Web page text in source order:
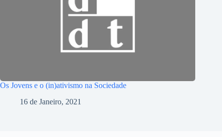
Os Jovens e o (in)ativismo na Sociedade
16 de Janeiro, 2021